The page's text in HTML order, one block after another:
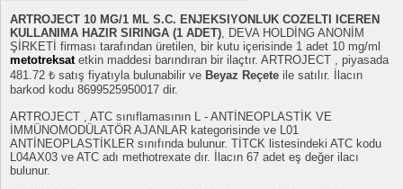
ARTROJECT 10 MG/1 ML S.C. ENJEKSIYONLUK COZELTI ICEREN
KULLANIMA HAZIR SIRINGA (1 ADET) , DEVA HOLDİNG ANONİM
ŞİRKETİ firması tarafından üretilen, bir kutu içerisinde 1 adet 10 mg/ml
metotreksat etkin maddesi barındıran bir ilaçtır. ARTROJECT , piyasada
481.72 ₺ satış fiyatıyla bulunabilir ve Beyaz Reçete ile satılır. İlacın
barkod kodu 8699525950017 dir.
ARTROJECT , ATC sınıflamasının L - ANTİNEOPLASTİK VE
İMMÜNOMODÜLATÖR AJANLAR kategorisinde ve L01
ANTİNEOPLASTİKLER sınıfında bulunur. TİTCK listesindeki ATC kodu
L04AX03 ve ATC adı methotrexate dır. İlacın 67 adet eş değer ilacı
bulunur.